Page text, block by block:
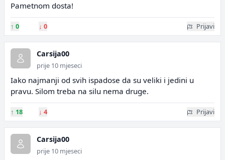
Pametnom dosta!
↑ 0 ↓ 0 Prijavi
Carsija00
prije 10 mjeseci
Iako najmanji od svih ispadose da su veliki i jedini u
pravu. Silom treba na silu nema druge.
↑ 18 ↓ 4 Prijavi
Carsija00
prije 10 mjeseci